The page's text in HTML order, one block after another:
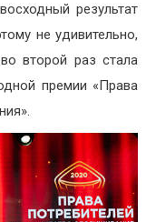
результат
не удивительно,
второй раз стала
премии «Права